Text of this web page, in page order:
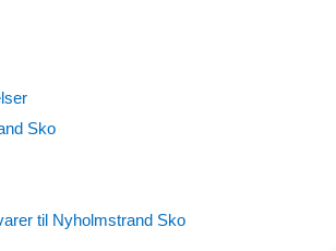
Sko
til Nyholmstrand Sko